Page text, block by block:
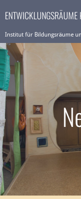
Inhalt
ENTWICKLUNGSRÄUME
Institut für Bildungsräume